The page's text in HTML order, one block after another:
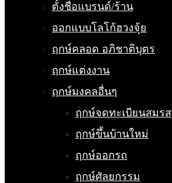
ตั้งชื่อแบรนด์/ร้าน
ออกแบบโลโก้ฮวงจุ้ย
ฤกษ์คลอด อภิชาติบุตร
ฤกษ์แต่งงาน
ฤกษ์มงคลอื่นๆ
ฤกษ์จดทะเบียนสมรส
ฤกษ์ขึ้นบ้านใหม่
ฤกษ์ออกรถ
ฤกษ์ศัลยกรรม